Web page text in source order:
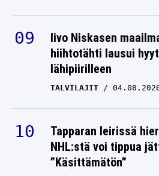
Iivo Niskasen
hiihtotähti lausui
lähipiirilleen
TALVILAJIT
Tapparan leirissä
NHL:stä voi tippua
”Käsittämätön”